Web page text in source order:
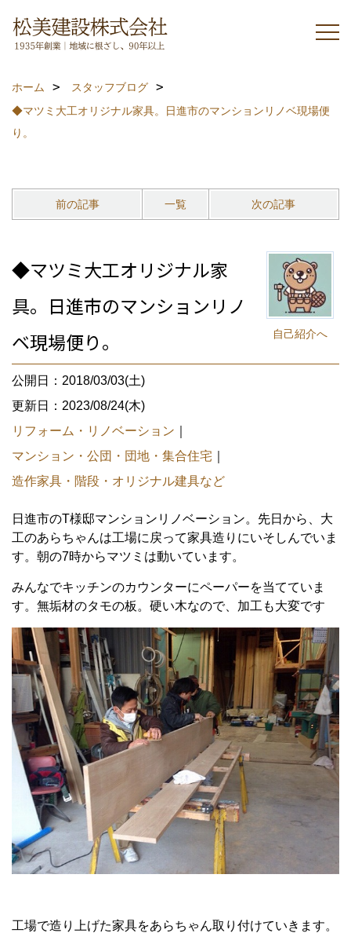
ホーム
スタッフブログ
◆マツミ大工オリジナル家具。日進市のマンションリノベ現場便
り。
前の記事 一覧 次の記事
自己紹介へ
◆マツミ大工オリジナル家
具。日進市のマンションリノ
ベ現場便り。
公開日：2018/03/03(土)
更新日：2023/08/24(木)
リフォーム・リノベーション
マンション・公団・団地・集合住宅
造作家具・階段・オリジナル建具など
日進市のT様邸マンションリノベーション。先日から、大
工のあらちゃんは工場に戻って家具造りにいそしんでいま
す。朝の7時からマツミは動いています。
みんなでキッチンのカウンターにペーパーを当てていま
す。無垢材のタモの板。硬い木なので、加工も大変です
工場で造り上げた家具をあらちゃん取り付けていきます。